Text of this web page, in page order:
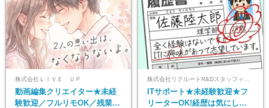
株式会社ＬＩＶＥ ＵＰ
動画編集クリエイター★未経
験歓迎／フルリモOK／残業な
ITサポート★未経験歓迎★フ
リーターOK!経歴は気にしな